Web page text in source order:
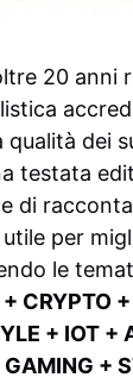
20 anni
qualità dei
testata
di
per
le
CRYPTO
+ IOT +
+